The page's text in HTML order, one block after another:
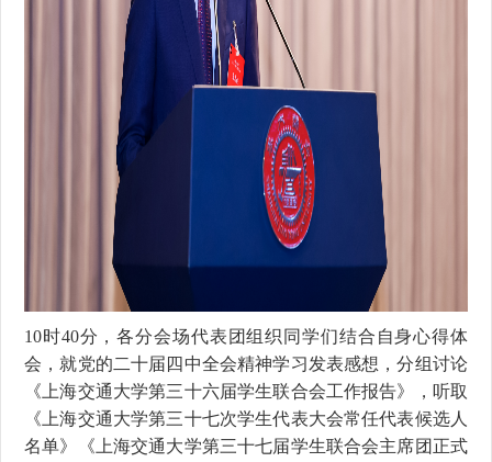
10时40分，各分会场代表团组织同学们结合自身心得体
会，就党的二十届四中全会精神学习发表感想，分组讨论
《上海交通大学第三十六届学生联合会工作报告》，听取
《上海交通大学第三十七次学生代表大会常任代表候选人
名单》《上海交通大学第三十七届学生联合会主席团正式